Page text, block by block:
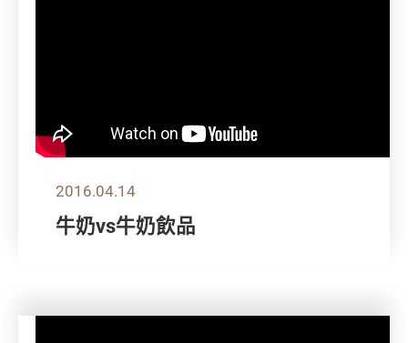
2016.04.14
牛奶vs牛奶飲品